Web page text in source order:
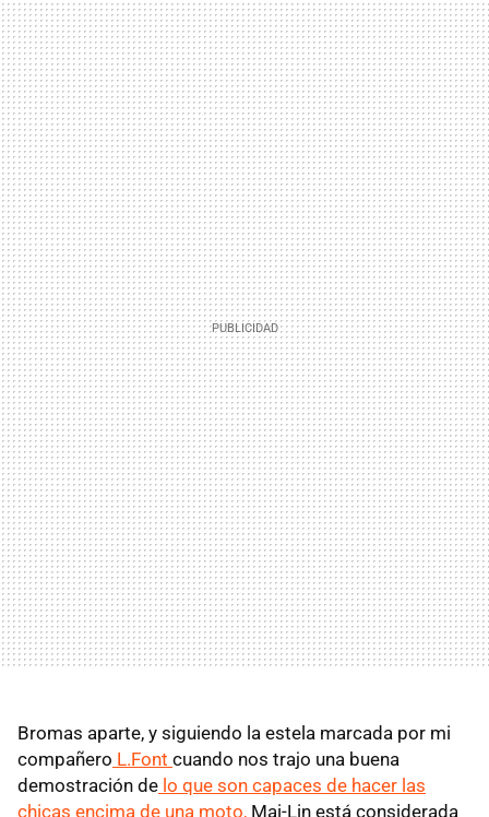
Bromas aparte, y siguiendo la estela marcada por mi
compañero L.Font cuando nos trajo una buena
demostración de lo que son capaces de hacer las
chicas encima de una moto, Mai-Lin está considerada